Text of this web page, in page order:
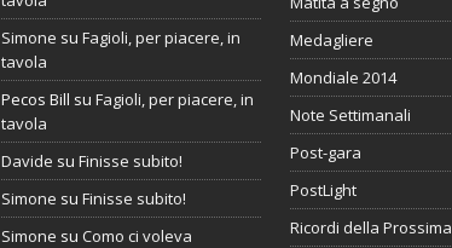
Simone suFagioli, per piacere, in
tavola
Pecos Bill suFagioli, per piacere, in
tavola
Davide suFinisse subito!
Simone suFinisse subito!
Simone suComo ci voleva
Medagliere
Mondiale 2014
Note Settimanali
Post-gara
PostLight
Ricordi della Prossima